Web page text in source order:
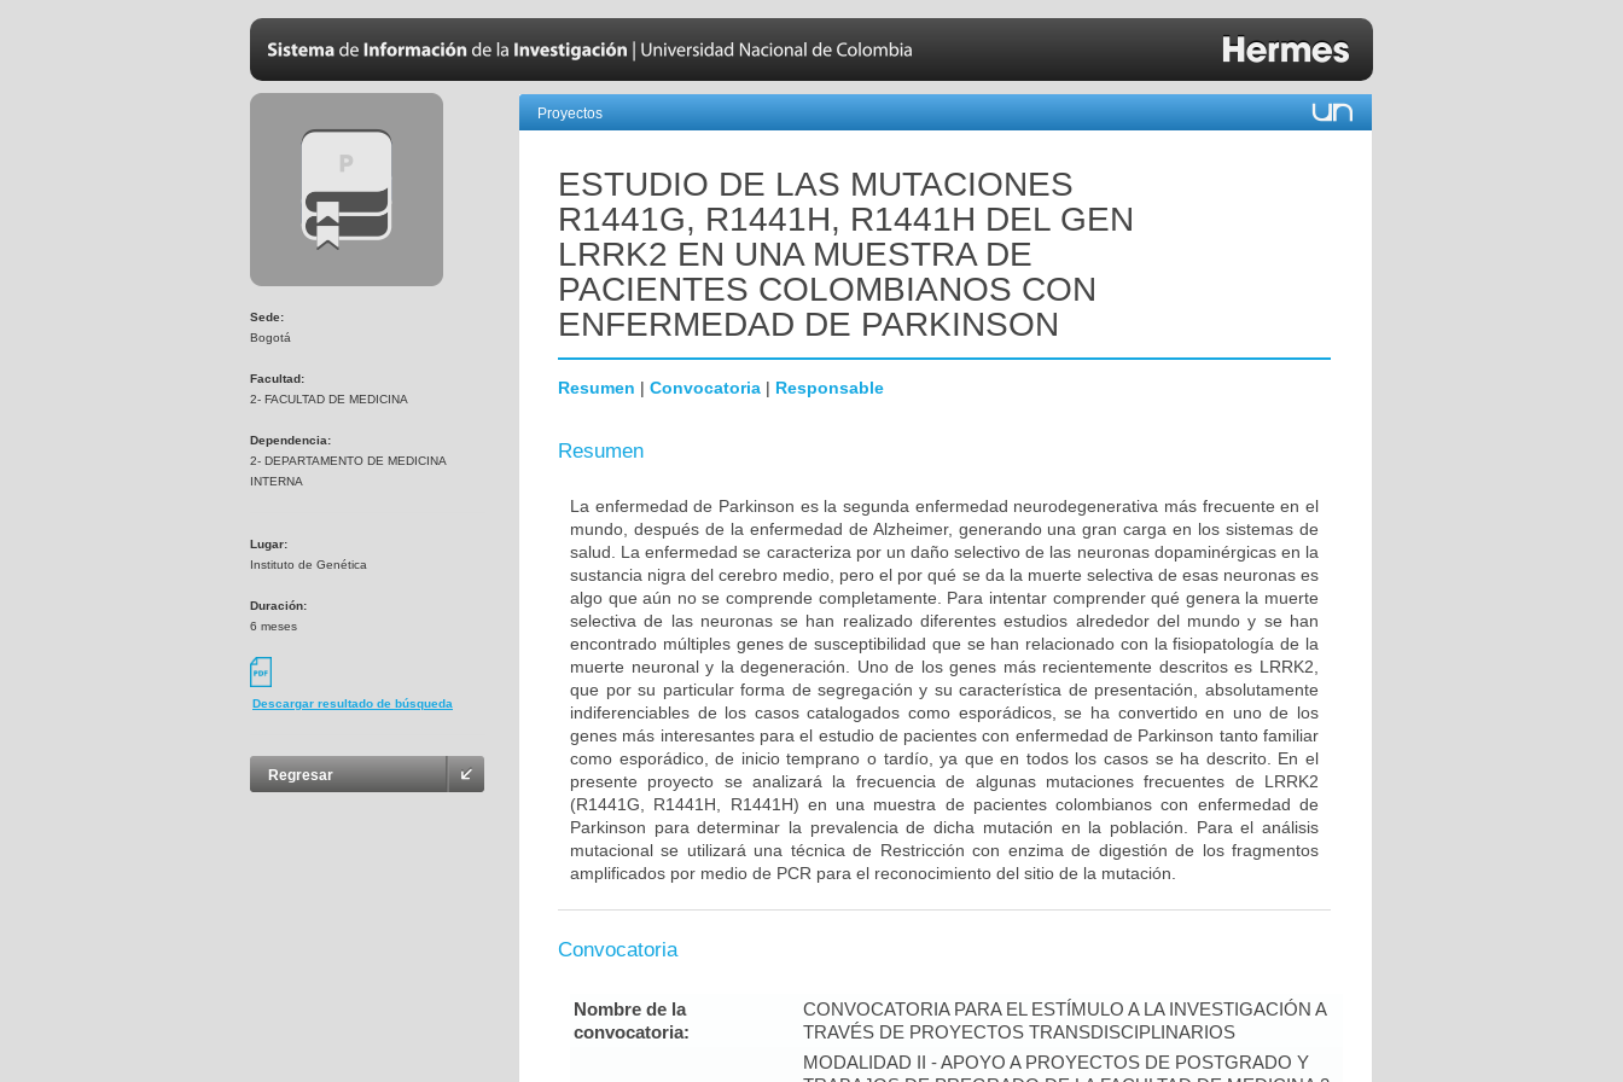
Sede:
Bogotá
Facultad:
2- FACULTAD DE MEDICINA
Dependencia:
2- DEPARTAMENTO DE MEDICINA
INTERNA
Lugar:
Instituto de Genética
Duración:
6 meses
Descargar resultado de búsqueda
Regresar
Proyectos
ESTUDIO DE LAS MUTACIONES
R1441G, R1441H, R1441H DEL GEN
LRRK2 EN UNA MUESTRA DE
PACIENTES COLOMBIANOS CON
ENFERMEDAD DE PARKINSON
Resumen | Convocatoria | Responsable
Resumen
La enfermedad de Parkinson es la segunda enfermedad neurodegenerativa más frecuente en el
mundo, después de la enfermedad de Alzheimer, generando una gran carga en los sistemas de
salud. La enfermedad se caracteriza por un daño selectivo de las neuronas dopaminérgicas en la
sustancia nigra del cerebro medio, pero el por qué se da la muerte selectiva de esas neuronas es
algo que aún no se comprende completamente. Para intentar comprender qué genera la muerte
selectiva de las neuronas se han realizado diferentes estudios alrededor del mundo y se han
encontrado múltiples genes de susceptibilidad que se han relacionado con la fisiopatología de la
muerte neuronal y la degeneración. Uno de los genes más recientemente descritos es LRRK2,
que por su particular forma de segregación y su característica de presentación, absolutamente
indiferenciables de los casos catalogados como esporádicos, se ha convertido en uno de los
genes más interesantes para el estudio de pacientes con enfermedad de Parkinson tanto familiar
como esporádico, de inicio temprano o tardío, ya que en todos los casos se ha descrito. En el
presente proyecto se analizará la frecuencia de algunas mutaciones frecuentes de LRRK2
(R1441G, R1441H, R1441H) en una muestra de pacientes colombianos con enfermedad de
Parkinson para determinar la prevalencia de dicha mutación en la población. Para el análisis
mutacional se utilizará una técnica de Restricción con enzima de digestión de los fragmentos
amplificados por medio de PCR para el reconocimiento del sitio de la mutación.
Convocatoria
Nombre de la
convocatoria:
CONVOCATORIA PARA EL ESTÍMULO A LA INVESTIGACIÓN A
TRAVÉS DE PROYECTOS TRANSDISCIPLINARIOS
MODALIDAD II - APOYO A PROYECTOS DE POSTGRADO Y